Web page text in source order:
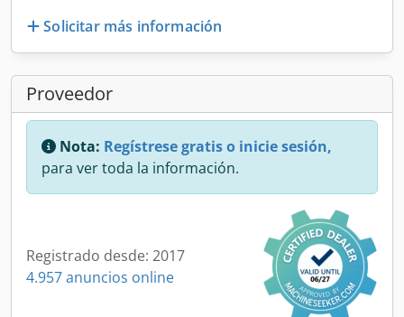
Solicitar más información
Proveedor
Nota: Regístrese gratis o inicie sesión,
para ver toda la información.
Registrado desde: 2017
4.957 anuncios online